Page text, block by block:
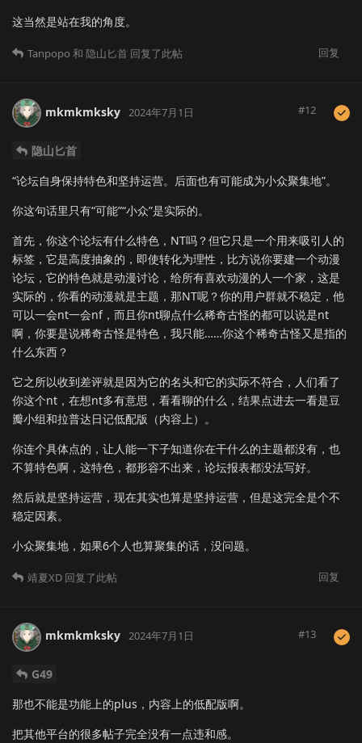
这当然是站在我的角度。
回复
Tanpopo 和 隐山匕首 回复了此帖
mkmkmksky 2024年7月1日 #12
隐山匕首
“论坛自身保持特色和坚持运营。后面也有可能成为小众聚集地”。
你这句话里只有“可能”“小众”是实际的。
首先，你这个论坛有什么特色，NT吗？但它只是一个用来吸引人的
标签，它是高度抽象的，即使转化为理性，比方说你要建一个动漫
论坛，它的特色就是动漫讨论，给所有喜欢动漫的人一个家，这是
实际的，你看的动漫就是主题，那NT呢？你的用户群就不稳定，他
可以一会nt一会nf，而且你nt聊点什么稀奇古怪的都可以说是nt
啊，你要是说稀奇古怪是特色，我只能……你这个稀奇古怪又是指的
什么东西？
它之所以收到差评就是因为它的名头和它的实际不符合，人们看了
你这个nt，在想nt多有意思，看看聊的什么，结果点进去一看是豆
瓣小组和拉普达日记低配版（内容上）。
你连个具体点的，让人能一下子知道你在干什么的主题都没有，也
不算特色啊，这特色，都形容不出来，论坛报表都没法写好。
然后就是坚持运营，现在其实也算是坚持运营，但是这完全是个不
稳定因素。
小众聚集地，如果6个人也算聚集的话，没问题。
回复
靖夏XD 回复了此帖
mkmkmksky 2024年7月1日 #13
G49
那也不能是功能上的plus，内容上的低配版啊。
把其他平台的很多帖子完全没有一点违和感。